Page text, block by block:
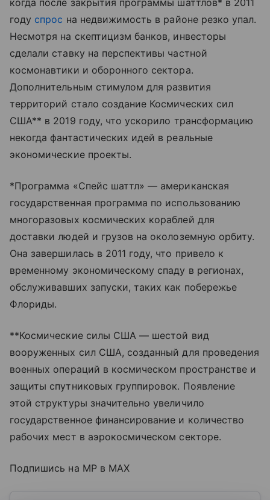
году спрос на недвижимость в районе резко упал.
Несмотря на скептицизм банков, инвесторы
сделали ставку на перспективы частной
космонавтики и оборонного сектора.
Дополнительным стимулом для развития
территорий стало создание Космических сил
США** в 2019 году, что ускорило трансформацию
некогда фантастических идей в реальные
экономические проекты.
*Программа «Спейс шаттл» — американская
государственная программа по использованию
многоразовых космических кораблей для
доставки людей и грузов на околоземную орбиту.
Она завершилась в 2011 году, что привело к
временному экономическому спаду в регионах,
обслуживавших запуски, таких как побережье
Флориды.
**Космические силы США — шестой вид
вооруженных сил США, созданный для проведения
военных операций в космическом пространстве и
защиты спутниковых группировок. Появление
этой структуры значительно увеличило
государственное финансирование и количество
рабочих мест в аэрокосмическом секторе.
Подпишись на MP в MAX